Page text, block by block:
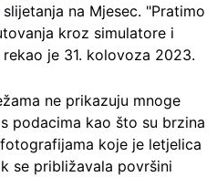
na Mjesec. "Pratimo
kroz simulatore i
je 31. kolovoza 2023.
ne prikazuju mnoge
podacima kao što su brzina
koje je letjelica
se približavala površini